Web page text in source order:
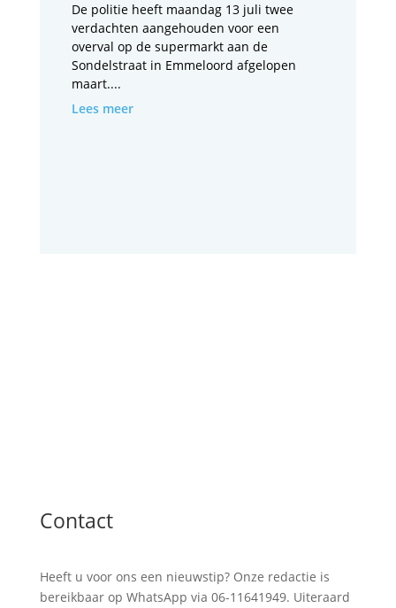
De politie heeft maandag 13 juli twee
verdachten aangehouden voor een
overval op de supermarkt aan de
Sondelstraat in Emmeloord afgelopen
maart....
Lees meer
Contact
Heeft u voor ons een nieuwstip? Onze redactie is
bereikbaar op WhatsApp via 06-11641949. Uiteraard